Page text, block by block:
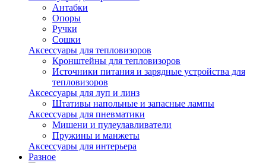
Антабки
Опоры
Ручки
Сошки
Аксессуары для тепловизоров
Кронштейны для тепловизоров
Источники питания и зарядные устройства для
тепловизоров
Аксессуары для луп и линз
Штативы напольные и запасные лампы
Аксессуары для пневматики
Мишени и пулеулавливатели
Пружины и манжеты
Аксессуары для интерьера
Разное